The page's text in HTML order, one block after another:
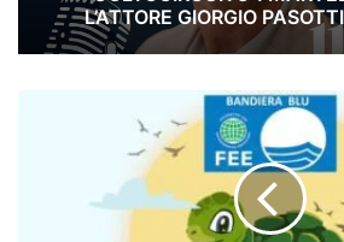
L’ATTORE GIORGIO PASOTTI